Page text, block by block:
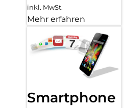
inkl. MwSt.
Mehr erfahren
Smartphone